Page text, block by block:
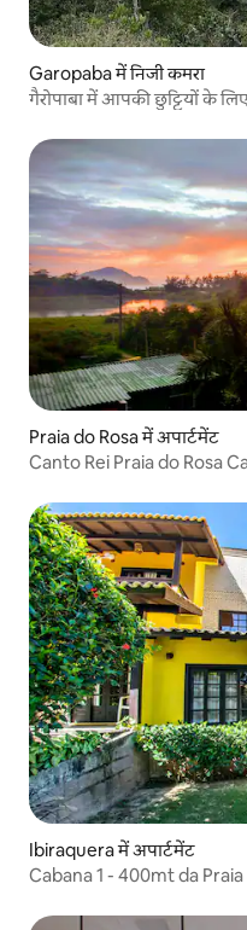
Garopaba में निजी कमरा
गैरोपाबा में आपकी छुट्टियों के
Praia do Rosa में अपार्टमेंट
Canto Rei Praia do Rosa
Ibiraquera में अपार्टमेंट
Cabana 1 - 400mt da